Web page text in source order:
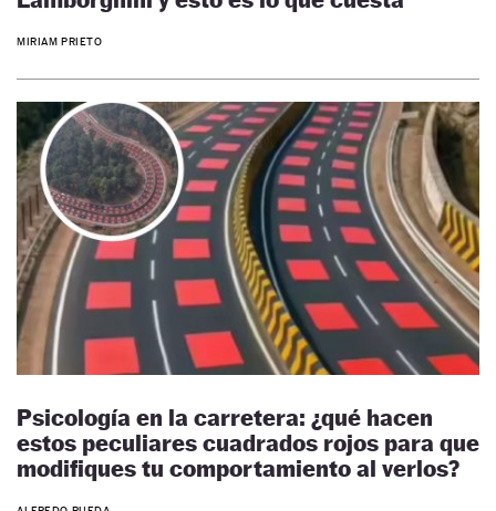
MIRIAM PRIETO
Psicología en la carretera: ¿qué hacen
estos peculiares cuadrados rojos para que
modifiques tu comportamiento al verlos?